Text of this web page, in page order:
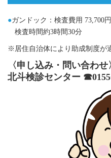
●ガンドック：検査費用 73,700円
検査時間約3時間30分
※居住自治体により助成制度が
〈申し込み・問い合わせ
北斗検診センター